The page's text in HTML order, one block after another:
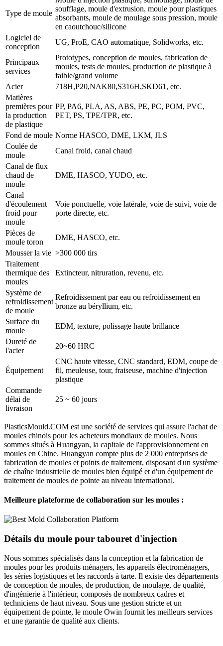
Type de moule
soufflage, moule d'extrusion, moule pour plastiques
absorbants, moule de moulage sous pression, moule
en caoutchouc/silicone
Logiciel de
conception
UG, ProE, CAO automatique, Solidworks, etc.
Principaux
services
Prototypes, conception de moules, fabrication de
moules, tests de moules, production de plastique à
faible/grand volume
Acier
718H,P20,NAK80,S316H,SKD61, etc.
Matières
premières pour
la production
de plastique
PP, PA6, PLA, AS, ABS, PE, PC, POM, PVC,
PET, PS, TPE/TPR, etc.
Fond de moule Norme HASCO, DME, LKM, JLS
Coulée de
moule
Canal froid, canal chaud
Canal de flux
chaud de
moule
DME, HASCO, YUDO, etc.
Canal
d'écoulement
froid pour
moule
Voie ponctuelle, voie latérale, voie de suivi, voie de
porte directe, etc.
Pièces de
moule toron
DME, HASCO, etc.
Mousser la vie >300 000 tirs
Traitement
thermique des
moules
Extincteur, nitruration, revenu, etc.
Système de
refroidissement
de moule
Refroidissement par eau ou refroidissement en
bronze au béryllium, etc.
Surface du
moule
EDM, texture, polissage haute brillance
Dureté de
l'acier
20~60 HRC
Équipement
CNC haute vitesse, CNC standard, EDM, coupe de
fil, meuleuse, tour, fraiseuse, machine d'injection
plastique
Commande
délai de
livraison
25 ~ 60 jours
PlasticsMould.COM est une société de services qui assure l'achat de
moules chinois pour les acheteurs mondiaux de moules. Nous
sommes situés à Huangyan, la capitale de l'approvisionnement en
moules en Chine. Huangyan compte plus de 2 000 entreprises de
fabrication de moules et points de traitement, disposant d'un système
de chaîne industrielle de moules bien équipé et d'un équipement de
traitement de moules de pointe au niveau international.
Meilleure plateforme de collaboration sur les moules :
Détails du moule pour tabouret d'injection
Nous sommes spécialisés dans la conception et la fabrication de
moules pour les produits ménagers, les appareils électroménagers,
les séries logistiques et les raccords à tarte. Il existe des départements
de conception de moules, de production, de moulage, de qualité,
d'ingénierie à l'intérieur, composés de nombreux cadres et
techniciens de haut niveau. Sous une gestion stricte et un
équipement de pointe, le moule Owin fournit les meilleurs services
et une garantie de qualité aux clients.